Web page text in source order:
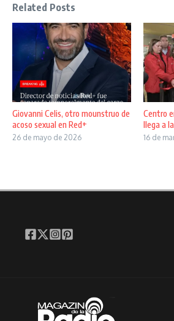
Related Posts
Giovanni Celis, otro mounstruo de
acoso sexual en Red+
26 de mayo de 2026
Centro
llega a
16 de